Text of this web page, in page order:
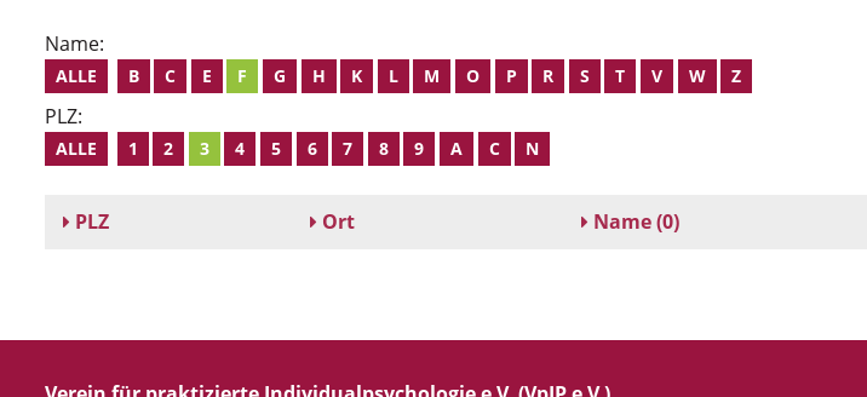
Name:
ALLE B C E F G H K L M O P R S T V W Z
PLZ:
ALLE 1 2 3 4 5 6 7 8 9 A C N
PLZ Ort Name(0)